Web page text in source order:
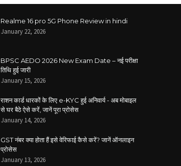
Realme 16 pro 5G Phone Review in hindi
January 22, 2026
BPSC AEDO 2026 New Exam Date – नई परीक्षा
तिथि हुई जारी
January 15, 2026
राशन कार्ड धारकों के लिए e-KYC हुई अनिवार्य - अब मोबाइल
से घर बैठे ऐसे करें, जानें पूरा प्रोसेस
January 14, 2026
GST नंबर क्या होता हैं इसे वेरिफाई कैसे करें? जानें ऑनलाइन
प्रोसेस
January 13, 2026